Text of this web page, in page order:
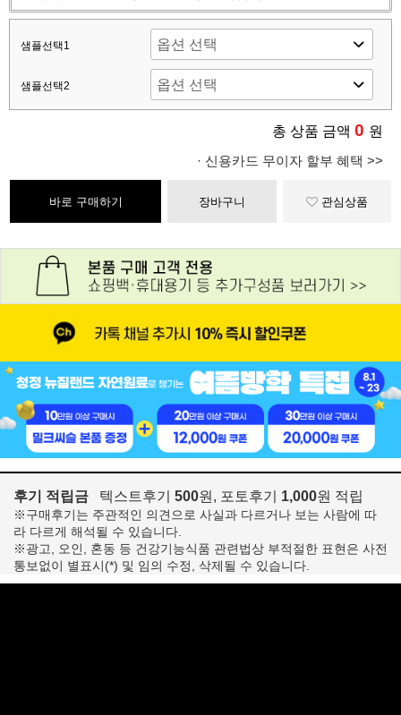
샘플선택1
샘플선택2
총 상품 금액 0 원
· 신용카드 무이자 할부 혜택 >>
바로 구매하기 장바구니 관심상품
후기 적립금 텍스트후기 500원, 포토후기 1,000원 적립
※구매후기는 주관적인 의견으로 사실과 다르거나 보는 사람에 따
라 다르게 해석될 수 있습니다.
※광고, 오인, 혼동 등 건강기능식품 관련법상 부적절한 표현은 사전
통보없이 별표시(*) 및 임의 수정, 삭제될 수 있습니다.